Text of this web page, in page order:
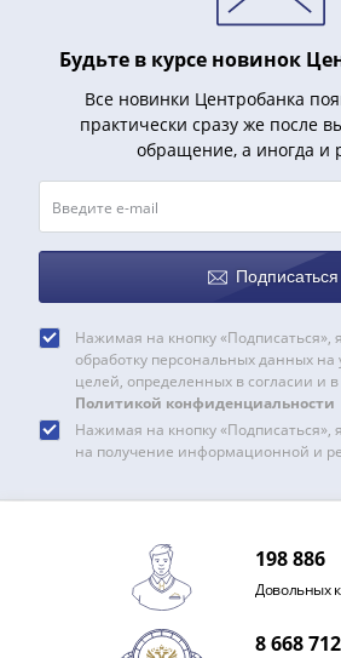
Будьте в курсе новинок
Все новинки Центробанка
практически сразу же после
обращение, а иногда и
Подписаться
Нажимая на кнопку «Подписаться»,
обработку персональных данных на
целей, определенных в согласии и в
Политикой конфиденциальности
Нажимая на кнопку «Подписаться»,
на получение информационной и
198 886
Довольных
8 668 712